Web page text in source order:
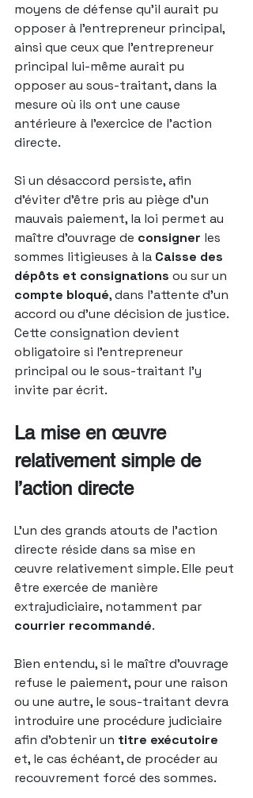
moyens de défense qu’il aurait pu
opposer à l’entrepreneur principal,
ainsi que ceux que l’entrepreneur
principal lui-même aurait pu
opposer au sous-traitant, dans la
mesure où ils ont une cause
antérieure à l’exercice de l’action
directe.
Si un désaccord persiste, afin
d’éviter d’être pris au piège d’un
mauvais paiement, la loi permet au
maître d’ouvrage de consigner les
sommes litigieuses à la Caisse des
dépôts et consignations ou sur un
compte bloqué, dans l’attente d’un
accord ou d’une décision de justice.
Cette consignation devient
obligatoire si l’entrepreneur
principal ou le sous-traitant l’y
invite par écrit.
La mise en œuvre
relativement simple de
l’action directe
L’un des grands atouts de l’action
directe réside dans sa mise en
œuvre relativement simple. Elle peut
être exercée de manière
extrajudiciaire, notamment par
courrier recommandé.
Bien entendu, si le maître d’ouvrage
refuse le paiement, pour une raison
ou une autre, le sous-traitant devra
introduire une procédure judiciaire
afin d’obtenir un titre exécutoire
et, le cas échéant, de procéder au
recouvrement forcé des sommes.